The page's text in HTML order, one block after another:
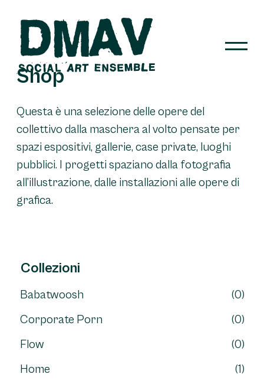
content
DMAV
Shop
Questa è una selezione delle opere del
collettivo dalla maschera al volto pensate per
spazi espositivi, gallerie, case private, luoghi
pubblici. I progetti spaziano dalla fotografia
all’illustrazione, dalle installazioni alle opere di
grafica.
Collezioni
Babatwoosh
(0)
Corporate Porn
(0)
Flow
(0)
Home
(1)